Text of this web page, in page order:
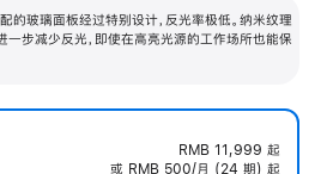
的玻璃面板经过特别设计，反光率极低。纳米纹理
一步减少反光，即使在高亮光源的工作场所也能保
RMB 11,999 起
或 RMB 500/月 (24 期) 起